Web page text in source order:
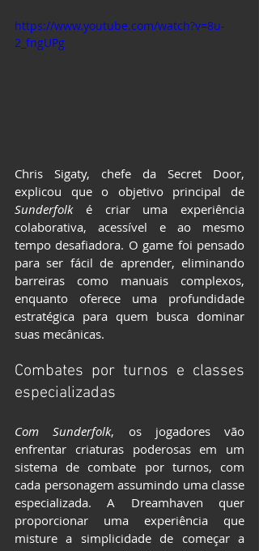
https://www.youtube.com/watch?v=8u-
2_fngUPg
Chris Sigaty, chefe da Secret Door,
Sunderfolk é criar uma experiência
colaborativa, acessível e ao mesmo
tempo desafiadora. O game foi pensado
para ser fácil de aprender, eliminando
barreiras como manuais complexos,
enquanto oferece uma profundidade
estratégica para quem busca dominar
suas mecânicas.
Combates por turnos e classes
especializadas
Com Sunderfolk, os jogadores vão
enfrentar criaturas poderosas em um
sistema de combate por turnos, com
cada personagem assumindo uma classe
especializada. A Dreamhaven quer
proporcionar uma experiência que
misture a simplicidade de começar a